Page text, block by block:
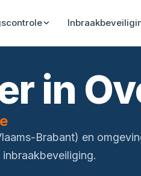
in
Brabant) en